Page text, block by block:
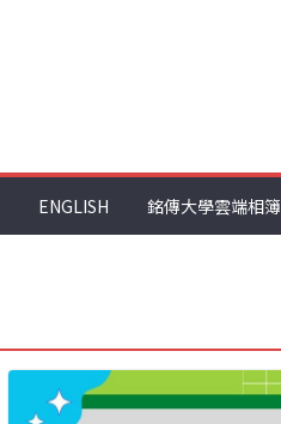
ENGLISH 銘傳大學雲端相簿